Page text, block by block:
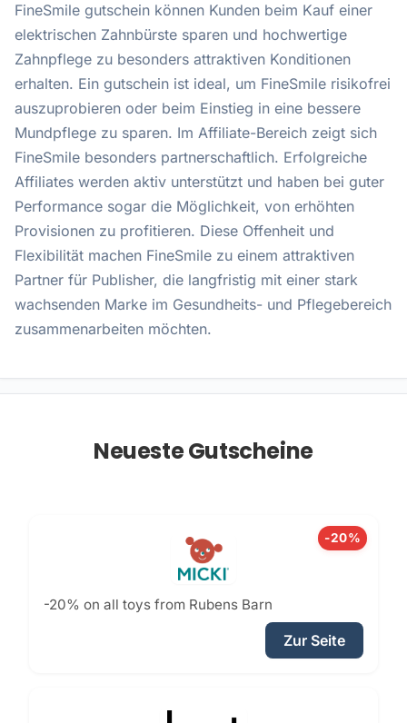
FineSmile gutschein können Kunden beim Kauf einer
elektrischen Zahnbürste sparen und hochwertige
Zahnpflege zu besonders attraktiven Konditionen
erhalten. Ein gutschein ist ideal, um FineSmile risikofrei
auszuprobieren oder beim Einstieg in eine bessere
Mundpflege zu sparen. Im Affiliate-Bereich zeigt sich
FineSmile besonders partnerschaftlich. Erfolgreiche
Affiliates werden aktiv unterstützt und haben bei guter
Performance sogar die Möglichkeit, von erhöhten
Provisionen zu profitieren. Diese Offenheit und
Flexibilität machen FineSmile zu einem attraktiven
Partner für Publisher, die langfristig mit einer stark
wachsenden Marke im Gesundheits- und Pflegebereich
zusammenarbeiten möchten.
Neueste Gutscheine
-20%
-20% on all toys from Rubens Barn
Zur Seite